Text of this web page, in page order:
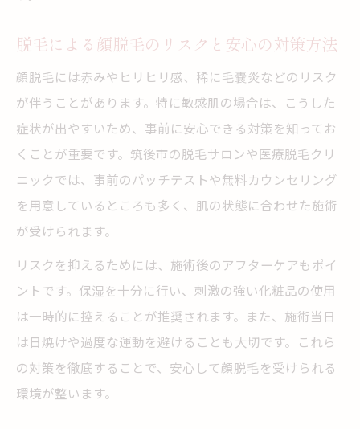
脱毛による顔脱毛のリスクと安心の対策方法
顔脱毛には赤みやヒリヒリ感、稀に毛嚢炎などのリスク
が伴うことがあります。特に敏感肌の場合は、こうした
症状が出やすいため、事前に安心できる対策を知ってお
くことが重要です。筑後市の脱毛サロンや医療脱毛クリ
ニックでは、事前のパッチテストや無料カウンセリング
を用意しているところも多く、肌の状態に合わせた施術
が受けられます。
リスクを抑えるためには、施術後のアフターケアもポイ
ントです。保湿を十分に行い、刺激の強い化粧品の使用
は一時的に控えることが推奨されます。また、施術当日
は日焼けや過度な運動を避けることも大切です。これら
の対策を徹底することで、安心して顔脱毛を受けられる
環境が整います。